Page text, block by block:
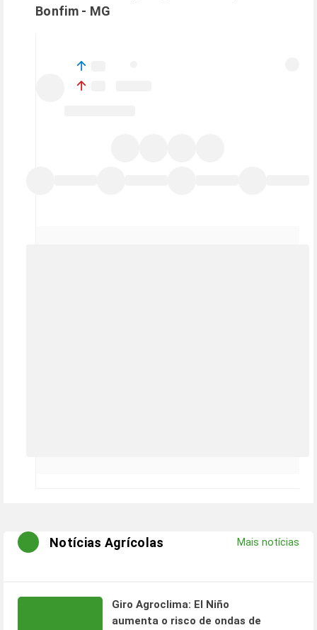
Bonfim- MG
Notícias Agrícolas Mais notícias
Giro Agroclima: El Niño
aumenta o risco de ondas de